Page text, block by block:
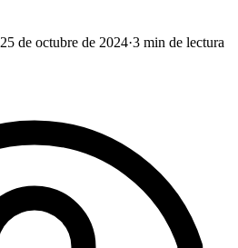
25 de octubre de 2024·3 min de lectura